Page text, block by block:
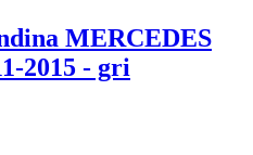
MERCEDES
2015 - gri